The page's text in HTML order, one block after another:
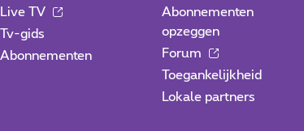
Live TV
Tv-gids
Abonnementen
Abonnementen
opzeggen
Forum
Toegankelijkheid
Lokale partners